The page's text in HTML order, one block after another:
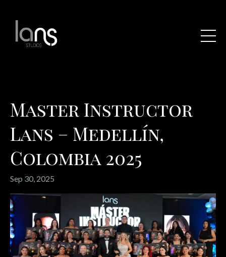
Master Instructor
Lans – Medellín,
Colombia 2025
Sep 30, 2025